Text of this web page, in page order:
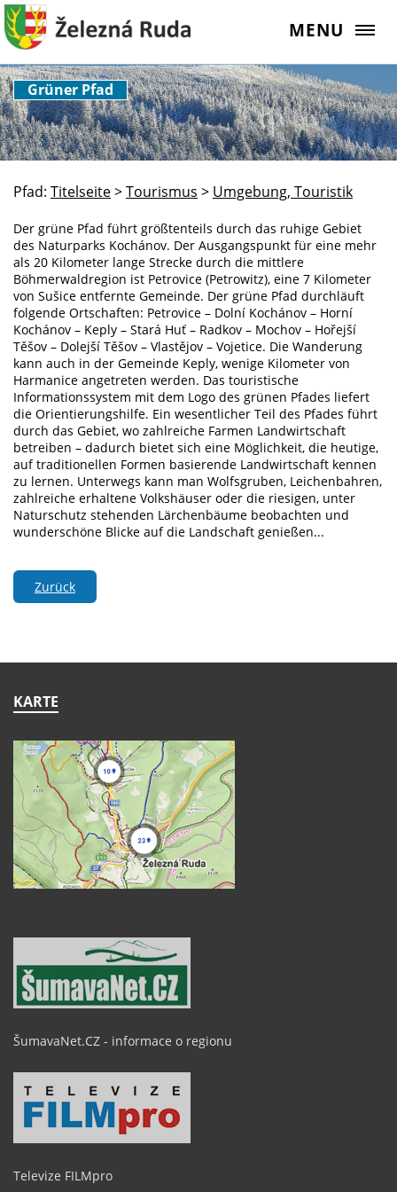
MENU
Grüner Pfad
Pfad: Titelseite>Tourismus > Umgebung, Touristik
Der grüne Pfad führt größtenteils durch das ruhige Gebiet
des Naturparks Kochánov. Der Ausgangspunkt für eine mehr
als 20 Kilometer lange Strecke durch die mittlere
Böhmerwaldregion ist Petrovice (Petrowitz), eine 7 Kilometer
von Sušice entfernte Gemeinde. Der grüne Pfad durchläuft
folgende Ortschaften: Petrovice – Dolní Kochánov – Horní
Kochánov – Keply – Stará Huť – Radkov – Mochov – Hořejší
Těšov – Dolejší Těšov – Vlastějov – Vojetice. Die Wanderung
kann auch in der Gemeinde Keply, wenige Kilometer von
Harmanice angetreten werden. Das touristische
Informationssystem mit dem Logo des grünen Pfades liefert
die Orientierungshilfe. Ein wesentlicher Teil des Pfades führt
durch das Gebiet, wo zahlreiche Farmen Landwirtschaft
betreiben – dadurch bietet sich eine Möglichkeit, die heutige,
auf traditionellen Formen basierende Landwirtschaft kennen
zu lernen. Unterwegs kann man Wolfsgruben, Leichenbahren,
zahlreiche erhaltene Volkshäuser oder die riesigen, unter
Naturschutz stehenden Lärchenbäume beobachten und
wunderschöne Blicke auf die Landschaft genießen...
Zurück
KARTE
ŠumavaNet.CZ - informace o regionu
Televize FILMpro